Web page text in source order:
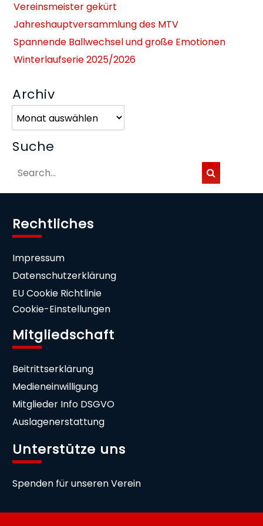
Vereinsmeister gekürt
Jahreshauptversammlung des MTV
Spannende Ballwechsel und große Emotionen
Winterlaufserie 2025/2026
Archiv
Suche
Rechtliches
Impressum
Datenschutzerklärung
EU Cookie Richtlinie
Cookie-Einstellungen
Mitgliedschaft
Beitrittserklärung
Medieneinwilligung
Mitglieder Info DSGVO
Auslagenerstattung
Unterstütze uns
Spenden für unseren Verein